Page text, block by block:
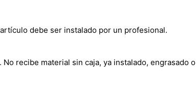
debe ser instalado por un profesional.
recibe material sin caja, ya instalado, engrasado o